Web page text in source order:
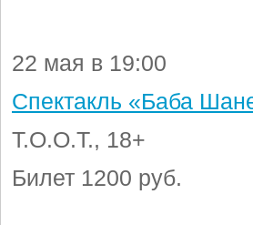
22 мая в 19:00
Спектакль «Баба
Т.О.О.Т., 18+
Билет 1200 руб.